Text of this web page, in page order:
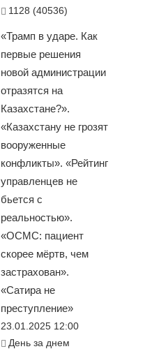
1128 (40536)
«Трамп в ударе. Как
первые решения
новой администрации
отразятся на
Казахстане?».
«Казахстану не грозят
вооруженные
конфликты». «Рейтинг
управленцев не
бьется с
реальностью».
«ОСМС: пациент
скорее мёртв, чем
застрахован».
«Сатира не
преступление»
23.01.2025 12:00
День за днем